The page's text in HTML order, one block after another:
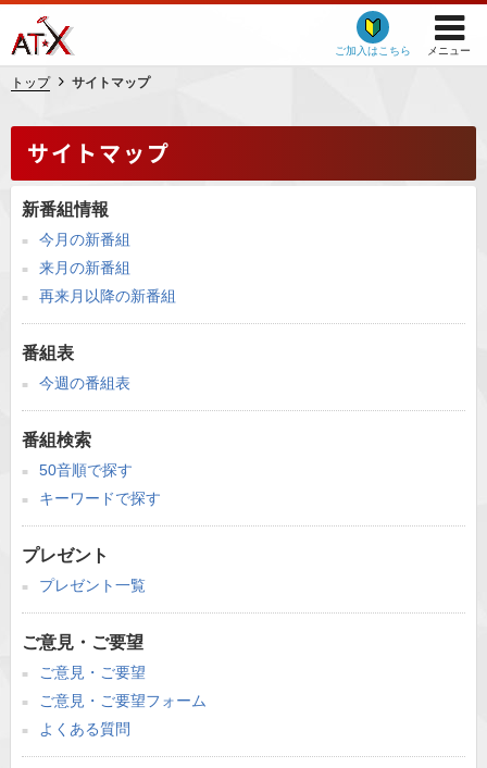
ご加入はこちら メニュー
トップ サイトマップ
サイトマップ
新番組情報
今月の新番組
来月の新番組
再来月以降の新番組
番組表
今週の番組表
番組検索
50音順で探す
キーワードで探す
プレゼント
プレゼント一覧
ご意見・ご要望
ご意見・ご要望
ご意見・ご要望フォーム
よくある質問